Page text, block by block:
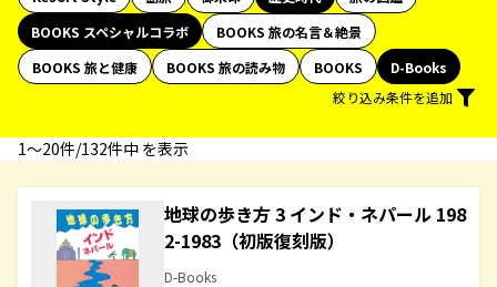
BOOKS スペシャルコラボ
BOOKS 旅の名言＆絶景
BOOKS 旅と健康
BOOKS 旅の読み物 BOOKS
D-Books
絞り込み条件を追加
1〜20件/132件中 を表示
地球の歩き方 3 インド・ネパール 198
2-1983（初版復刻版）
D-Books